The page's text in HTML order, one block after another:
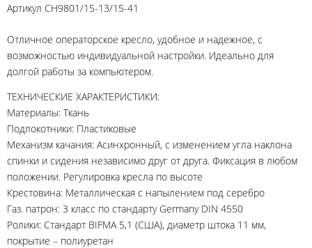
Артикул CH9801/15-13/15-41
Отличное операторское кресло, удобное и надежное, с
возможностью индивидуальной настройки. Идеально для
долгой работы за компьютером.
ТЕХНИЧЕСКИЕ ХАРАКТЕРИСТИКИ:
Материалы: Ткань
Подлокотники: Пластиковые
Механизм качания: Асинхронный, с изменением угла наклона
спинки и сидения независимо друг от друга. Фиксация в любом
положении. Регулировка кресла по высоте
Крестовина: Металлическая с напылением под серебро
Газ. патрон: 3 класс по стандарту Germany DIN 4550
Ролики: Стандарт BIFMA 5,1 (США), диаметр штока 11 мм,
покрытие – полиуретан